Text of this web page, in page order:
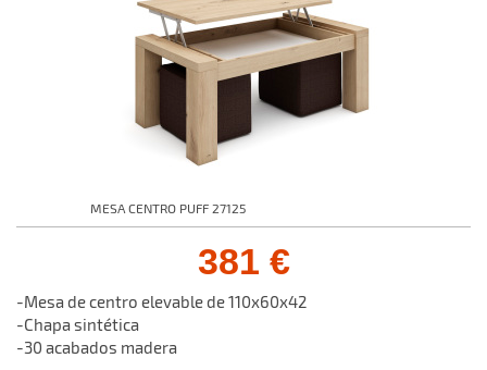
MESA CENTRO PUFF 27125
381 €
-Mesa de centro elevable de 110x60x42
-Chapa sintética
-30 acabados madera